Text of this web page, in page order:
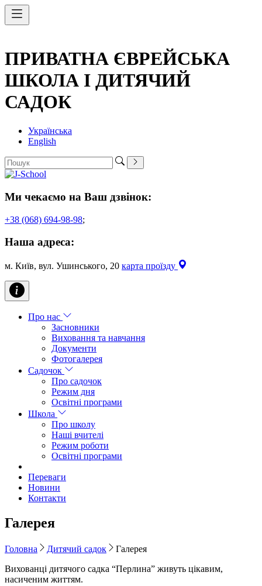
ПРИВАТНА ЄВРЕЙСЬКА
ШКОЛА І ДИТЯЧИЙ
САДОК
Українська
English
Ми чекаємо на Ваш дзвінок:
+38 (068) 694-98-98;
Наша адреса:
м. Київ, вул. Ушинського, 20 карта проїзду
Про нас
Засновники
Виховання та навчання
Документи
Фотогалерея
Садочок
Про садочок
Режим дня
Освітні програми
Школа
Про школу
Наші вчителі
Режим роботи
Освітні програми
Переваги
Новини
Контакти
Галерея
Головна Дитячий садок
Галерея
Вихованці дитячого садка “Перлина” живуть цікавим,
насиченим життям.